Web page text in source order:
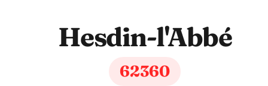
Hesdin-l'Abbé
62360